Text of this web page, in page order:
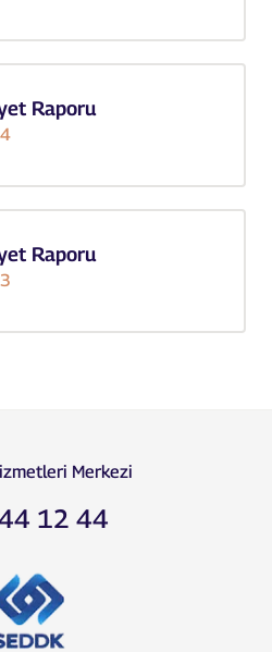
Raporu
Raporu
Merkezi
12 44